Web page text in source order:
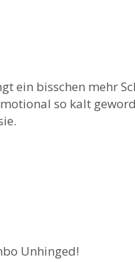
ein bisschen mehr
so kalt
Unhinged!